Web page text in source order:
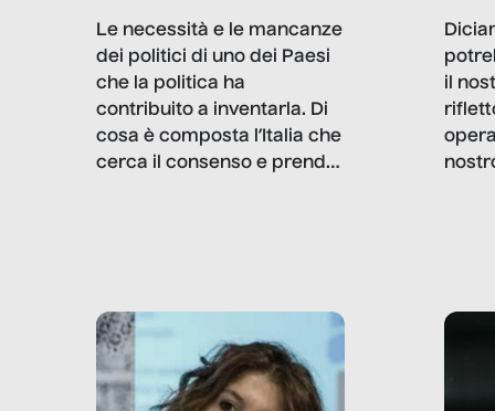
Le necessità e le mancanze
dei politici di uno dei Paesi
che la politica ha
contribuito a inventarla. Di
cosa è composta l’Italia che
cerca il consenso e prende
il